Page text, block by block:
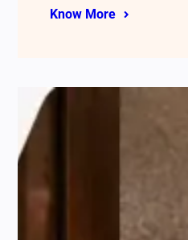
Know More